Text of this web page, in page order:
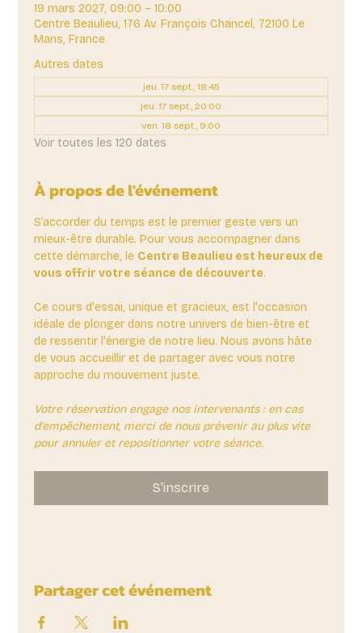
19 mars 2027, 09:00 – 10:00
Centre Beaulieu, 176 Av. François Chancel, 72100 Le
Mans, France
Autres dates
jeu. 17 sept., 18:45
jeu. 17 sept., 20:00
ven. 18 sept., 9:00
Voir toutes les 120 dates
À propos de l'événement
S’accorder du temps est le premier geste vers un
mieux-être durable. Pour vous accompagner dans
cette démarche, le Centre Beaulieu est heureux de
vous offrir votre séance de découverte.
Ce cours d'essai, unique et gracieux, est l'occasion
idéale de plonger dans notre univers de bien-être et
de ressentir l'énergie de notre lieu. Nous avons hâte
de vous accueillir et de partager avec vous notre
approche du mouvement juste.
Votre réservation engage nos intervenants : en cas
d'empêchement, merci de nous prévenir au plus vite
pour annuler et repositionner votre séance.
S'inscrire
Partager cet événement